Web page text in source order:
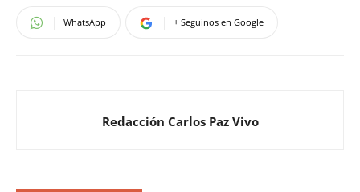
WhatsApp + Seguinos en Google
Redacción Carlos Paz Vivo